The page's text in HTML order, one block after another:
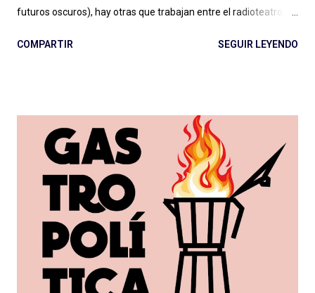
futuros oscuros), hay otras que trabajan entre el radioteatro, el
una por una, se puede decir sencillamente que hay dos grandes
dirección de actuaciones e interpretaciones a la altura de
tamaña producción; y las que, con presupuesto o no, deben
cortar lazos aún con el vetusto radioteatro, nos entregan
actuaciones exageradas, guiones flojos y se escuchan desde el
vamos sin dirección clara: como resultado cuesta escucharlas y
pensamos que la ficción no es para nosotrxs ... Algún día
deberemos sentarnos a hablar seriamente del rol de dirección
en el podcast , que vale para cualquier g...
COMPARTIR SEGUIR LEYENDO